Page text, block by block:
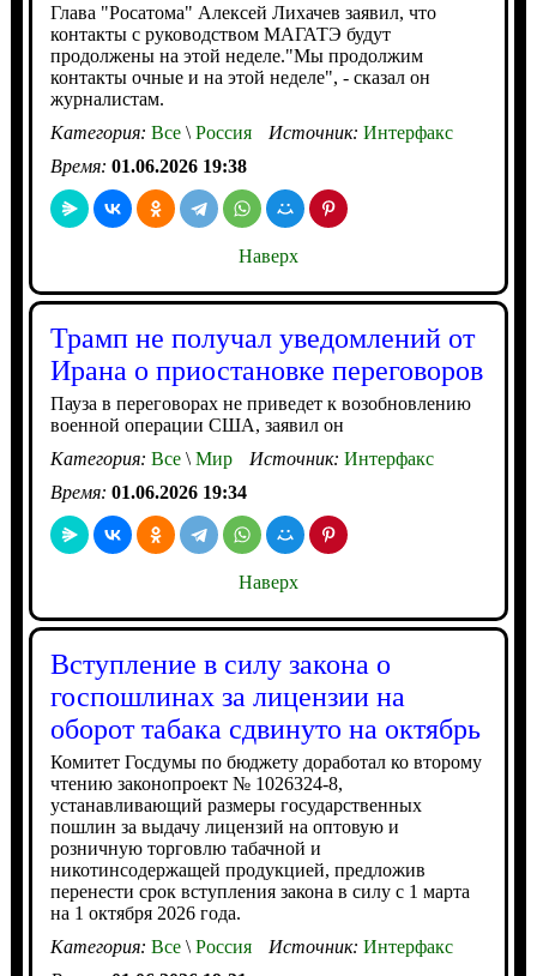
Глава "Росатома" Алексей Лихачев заявил, что
контакты с руководством МАГАТЭ будут
продолжены на этой неделе."Мы продолжим
контакты очные и на этой неделе", - сказал он
журналистам.
Категория: Все\Россия Источник: Интерфакс
Время: 01.06.2026 19:38
Наверх
Трамп не получал уведомлений от
Ирана о приостановке переговоров
Пауза в переговорах не приведет к возобновлению
военной операции США, заявил он
Категория: Все\Мир Источник: Интерфакс
Время: 01.06.2026 19:34
Наверх
Вступление в силу закона о
госпошлинах за лицензии на
оборот табака сдвинуто на октябрь
Комитет Госдумы по бюджету доработал ко второму
чтению законопроект № 1026324-8,
устанавливающий размеры государственных
пошлин за выдачу лицензий на оптовую и
розничную торговлю табачной и
никотинсодержащей продукцией, предложив
перенести срок вступления закона в силу с 1 марта
на 1 октября 2026 года.
Категория: Все\Россия Источник: Интерфакс